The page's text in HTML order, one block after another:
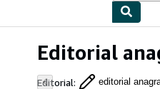
Editorial
Editorial: editorial